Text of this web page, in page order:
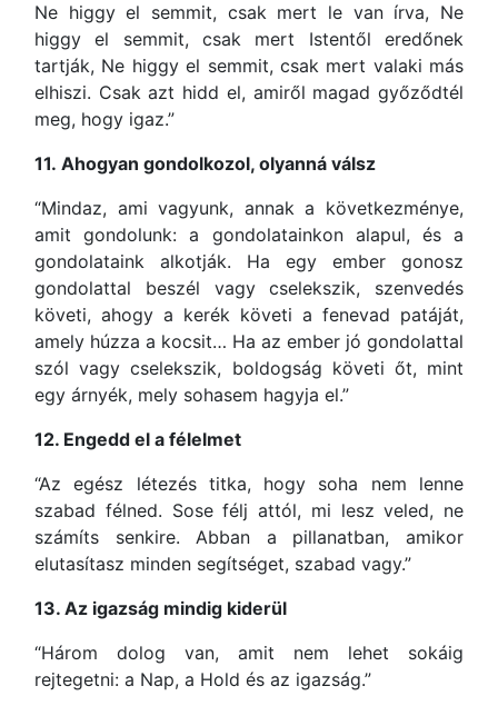
Ne higgy el semmit, csak mert le van írva, Ne
higgy el semmit, csak mert Istentől eredőnek
tartják, Ne higgy el semmit, csak mert valaki más
elhiszi. Csak azt hidd el, amiről magad győződtél
meg, hogy igaz.”
11. Ahogyan gondolkozol, olyanná válsz
“Mindaz, ami vagyunk, annak a következménye,
amit gondolunk: a gondolatainkon alapul, és a
gondolataink alkotják. Ha egy ember gonosz
gondolattal beszél vagy cselekszik, szenvedés
követi, ahogy a kerék követi a fenevad patáját,
amely húzza a kocsit… Ha az ember jó gondolattal
szól vagy cselekszik, boldogság követi őt, mint
egy árnyék, mely sohasem hagyja el.”
12. Engedd el a félelmet
“Az egész létezés titka, hogy soha nem lenne
szabad félned. Sose félj attól, mi lesz veled, ne
számíts senkire. Abban a pillanatban, amikor
elutasítasz minden segítséget, szabad vagy.”
13. Az igazság mindig kiderül
“Három dolog van, amit nem lehet sokáig
rejtegetni: a Nap, a Hold és az igazság.”